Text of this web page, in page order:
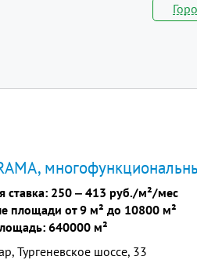
ставка: 250 ‒ 413 руб./м²/мес
площади от 9 м² до 10800 м²
640000 м²
Тургеневское шоссе, 33